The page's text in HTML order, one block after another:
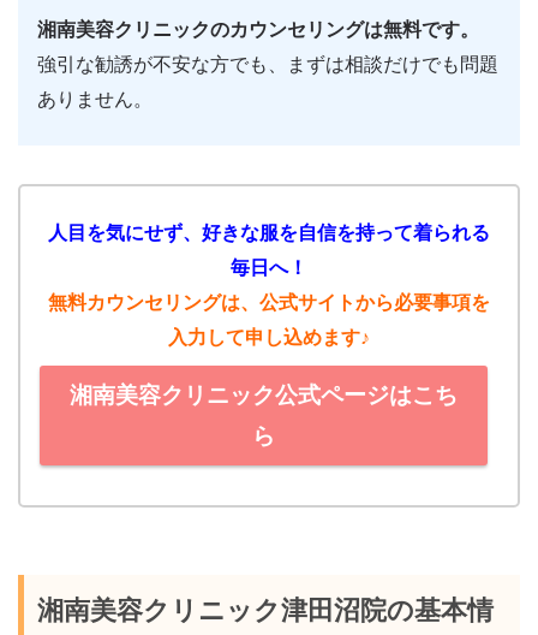
湘南美容クリニックのカウンセリングは無料です。
強引な勧誘が不安な方でも、まずは相談だけでも問題
ありません。
人目を気にせず、好きな服を自信を持って着られる
毎日へ！
無料カウンセリングは、公式サイトから必要事項を
入力して申し込めます♪
湘南美容クリニック公式ページはこち
ら
湘南美容クリニック津田沼院の基本情